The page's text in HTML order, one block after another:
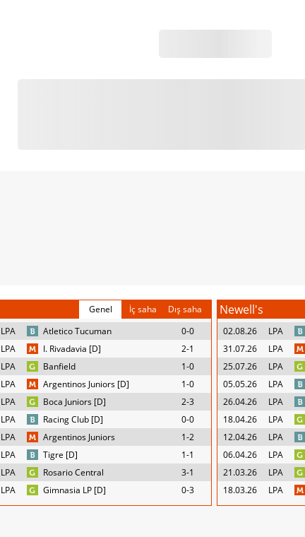
Genel İç saha
Dış saha
LPA Atletico Tucuman
0-0
LPA I. Rivadavia [D]
2-1
LPA Banfield
1-0
LPA Argentinos Juniors [D]
1-0
LPA Boca Juniors [D]
2-3
LPA Racing Club [D]
0-0
LPA Argentinos Juniors
1-2
LPA Tigre [D]
1-1
LPA Rosario Central
3-1
LPA Gimnasia LP [D] 0-3
Newell's
02.08.26
LPA
31.07.26
LPA
25.07.26
LPA
05.05.26
LPA
26.04.26
LPA
18.04.26
LPA
12.04.26
LPA
06.04.26
LPA
21.03.26
LPA
18.03.26
LPA